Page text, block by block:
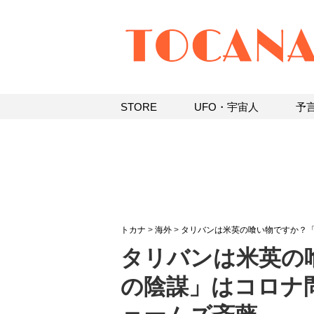
トカナ > 海外 > タリバンは米英の喰い物ですか？
タリバンは米英の
の陰謀」はコロ
STORE UFO・宇宙人 予